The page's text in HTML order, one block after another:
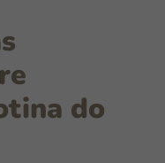
do